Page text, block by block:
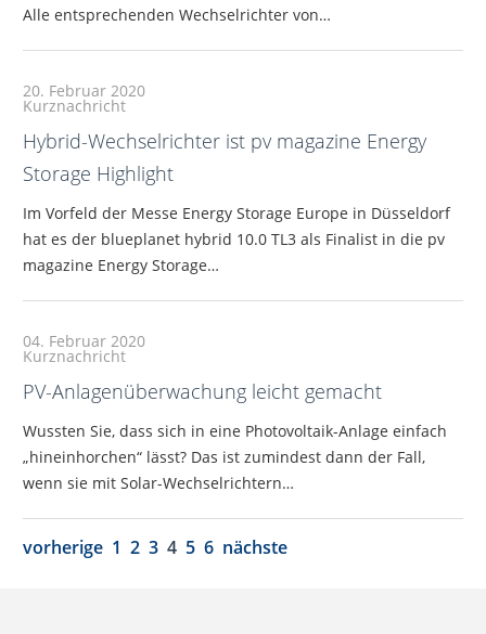
Alle entsprechenden Wechselrichter von…
20. Februar 2020
Kurznachricht
Hybrid-Wechselrichter ist pv magazine Energy
Storage Highlight
Im Vorfeld der Messe Energy Storage Europe in Düsseldorf
hat es der blueplanet hybrid 10.0 TL3 als Finalist in die pv
magazine Energy Storage…
04. Februar 2020
Kurznachricht
PV-Anlagenüberwachung leicht gemacht
Wussten Sie, dass sich in eine Photovoltaik-Anlage einfach
„hineinhorchen“ lässt? Das ist zumindest dann der Fall,
wenn sie mit Solar-Wechselrichtern…
vorherige 1 2 3 4 5 6 nächste